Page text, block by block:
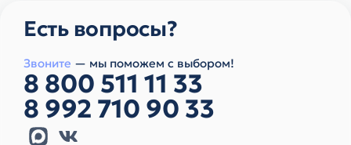
Есть вопросы?
Звоните — мы поможем с выбором!
8 800 511 11 33
8 992 710 90 33